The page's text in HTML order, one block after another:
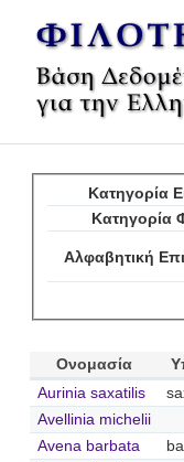
Κατηγορία
Κατηγορία
Αλφαβητική
Ονομασία
Aurinia saxatilis
Avellinia michelii
Avena barbata